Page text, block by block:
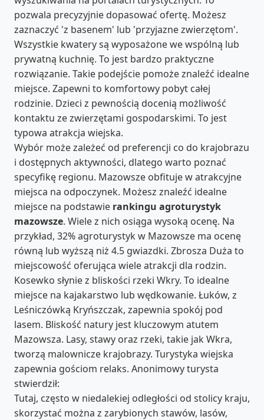
pozwala precyzyjnie dopasować ofertę. Możesz
zaznaczyć 'z basenem' lub 'przyjazne zwierzętom'.
Wszystkie kwatery są wyposażone we wspólną lub
prywatną kuchnię. To jest bardzo praktyczne
rozwiązanie. Takie podejście pomoże znaleźć idealne
miejsce. Zapewni to komfortowy pobyt całej
rodzinie. Dzieci z pewnością docenią możliwość
kontaktu ze zwierzętami gospodarskimi. To jest
typowa atrakcja wiejska.
Wybór może zależeć od preferencji co do krajobrazu
i dostępnych aktywności, dlatego warto poznać
specyfikę regionu. Mazowsze obfituje w atrakcyjne
miejsca na odpoczynek. Możesz znaleźć idealne
miejsce na podstawie rankingu agroturystyk
mazowsze. Wiele z nich osiąga wysoką ocenę. Na
przykład, 32% agroturystyk w Mazowsze ma ocenę
równą lub wyższą niż 4.5 gwiazdki. Zbrosza Duża to
miejscowość oferująca wiele atrakcji dla rodzin.
Kosewko słynie z bliskości rzeki Wkry. To idealne
miejsce na kajakarstwo lub wędkowanie. Łuków, z
Leśniczówką Kryńszczak, zapewnia spokój pod
lasem. Bliskość natury jest kluczowym atutem
Mazowsza. Lasy, stawy oraz rzeki, takie jak Wkra,
tworzą malownicze krajobrazy. Turystyka wiejska
zapewnia gościom relaks. Anonimowy turysta
stwierdził:
Tutaj, często w niedalekiej odległości od stolicy kraju,
skorzystać można z zarybionych stawów, lasów,